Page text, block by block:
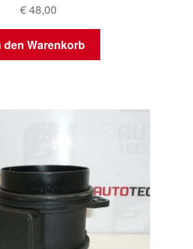
€48,00
den Warenkorb